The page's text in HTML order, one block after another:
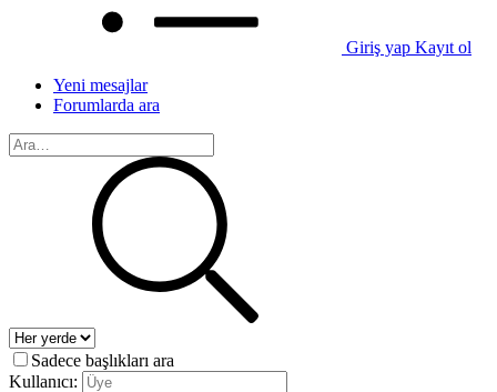
Giriş yap Kayıt ol
Yeni mesajlar
Forumlarda ara
Sadece başlıkları ara
Kullanıcı: